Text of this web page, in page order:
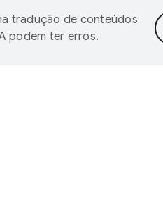
tradução de conteúdos
podem ter erros.